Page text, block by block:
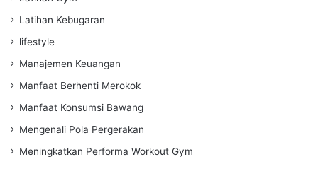
Latihan Kebugaran
lifestyle
Manajemen Keuangan
Manfaat Berhenti Merokok
Manfaat Konsumsi Bawang
Mengenali Pola Pergerakan
Meningkatkan Performa Workout Gym